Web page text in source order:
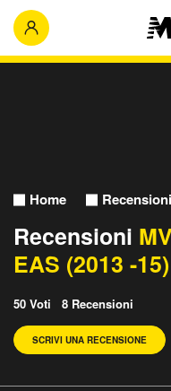
Home Recensioni
Recensioni
EAS (2013 -15)
50 Voti 8 Recensioni
SCRIVI UNA RECENSIONE